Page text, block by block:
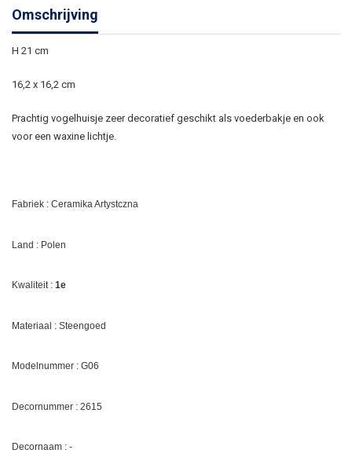
Omschrijving
H 21 cm
16,2 x 16,2 cm
Prachtig vogelhuisje zeer decoratief geschikt als voederbakje en ook
voor een waxine lichtje.
Fabriek : Ceramika Artystczna
Land : Polen
Kwaliteit : 1e
Materiaal : Steengoed
Modelnummer : G06
Decornummer : 2615
Decornaam : -